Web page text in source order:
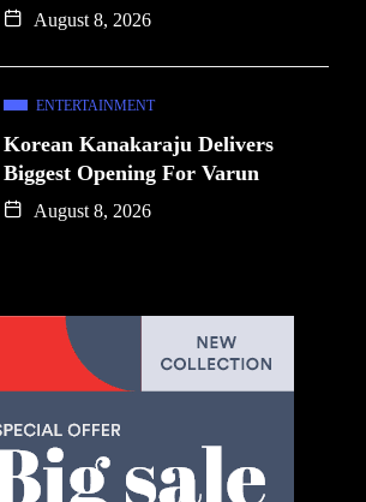
August 8, 2026
ENTERTAINMENT
Korean Kanakaraju Delivers
Biggest Opening For Varun
August 8, 2026